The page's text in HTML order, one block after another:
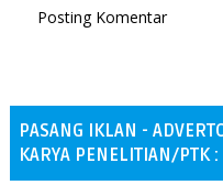
Posting Komentar
PASANG IKLAN -
KARYA PENELITIAN/